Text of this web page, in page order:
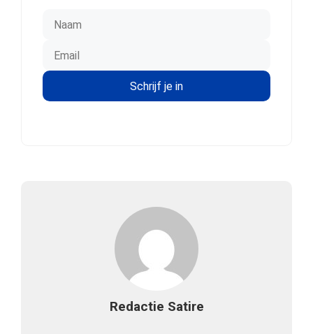
Redactie Satire